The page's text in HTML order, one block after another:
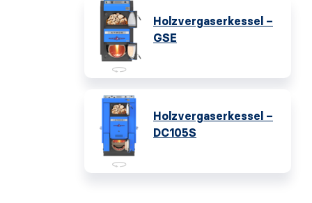
Holzvergaserkessel –
GSE
Holzvergaserkessel –
DC105S